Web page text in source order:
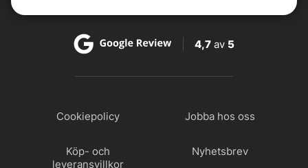
4,7 av 5
Cookiepolicy Jobba hos oss
Köp- och
leveransvillkor
Nyhetsbrev